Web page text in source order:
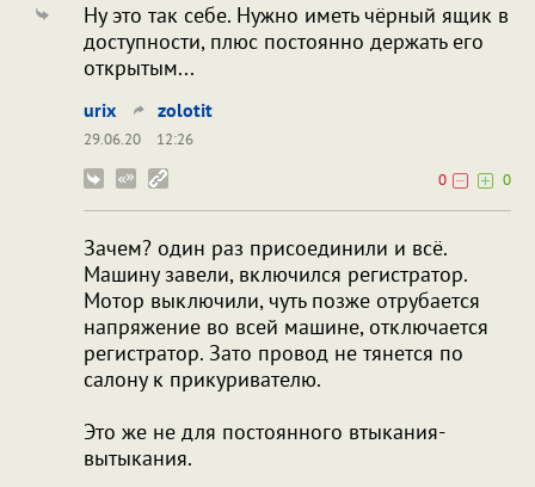
Ну это так себе. Нужно иметь чёрный ящик в
доступности, плюс постоянно держать его
открытым...
urix zolotit
29.06.20
12:26
0
0
Зачем? один раз присоединили и всё.
Машину завели, включился регистратор.
Мотор выключили, чуть позже отрубается
напряжение во всей машине, отключается
регистратор. Зато провод не тянется по
салону к прикуривателю.
Это же не для постоянного втыкания-
вытыкания.